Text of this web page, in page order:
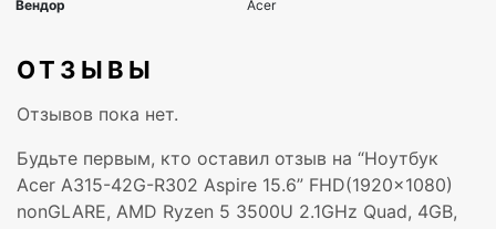
Оперативная память, ГБ 4GB
Жесткий диск, ГБ 500GB
ОТЗЫВЫ
Отзывов пока нет.
Будьте первым, кто оставил отзыв на “Ноутбук
Acer A315-42G-R302 Aspire 15.6” FHD(1920×1080)
nonGLARE, AMD Ryzen 5 3500U 2.1GHz Quad, 4GB,